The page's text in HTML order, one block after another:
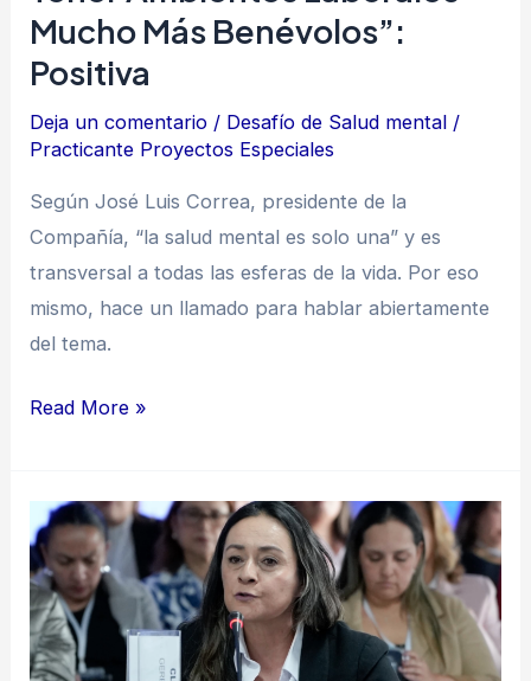
Mucho Más Benévolos”:
Positiva
Deja un comentario / Desafío de Salud mental /
Practicante Proyectos Especiales
Según José Luis Correa, presidente de la
Compañía, “la salud mental es solo una” y es
transversal a todas las esferas de la vida. Por eso
mismo, hace un llamado para hablar abiertamente
del tema.
Positiva
Read More »
“La
salud
mental
permite
potenciar